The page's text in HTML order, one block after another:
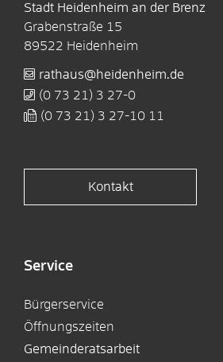
Stadt Heidenheim an der Brenz
Grabenstraße 15
89522 Heidenheim
rathaus@heidenheim.de
(0 73 21) 3 27-0
(0 73 21) 3 27-10 11
Kontakt
Service
Bürgerservice
Öffnungszeiten
Gemeinderatsarbeit